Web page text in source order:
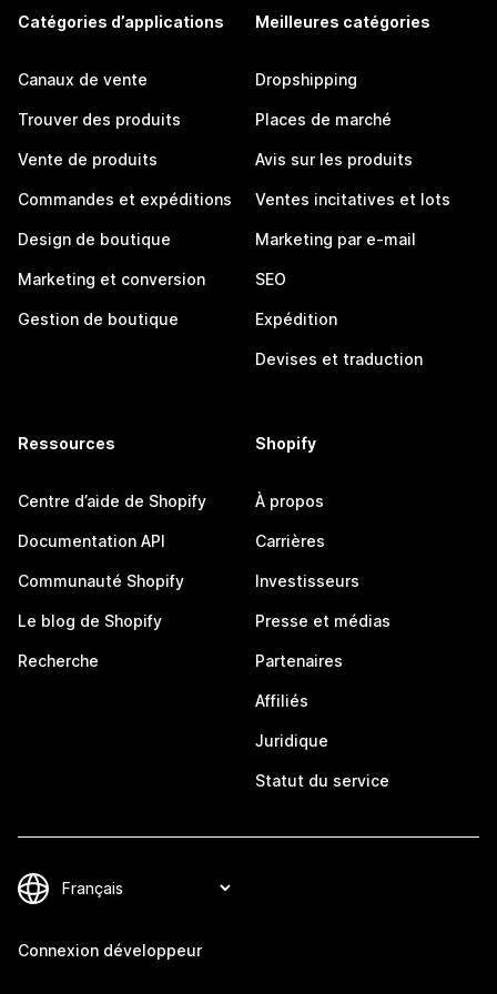
Catégories d’applications
Canaux de vente
Trouver des produits
Vente de produits
Commandes et expéditions
Design de boutique
Marketing et conversion
Gestion de boutique
Meilleures catégories
Dropshipping
Places de marché
Avis sur les produits
Ventes incitatives et lots
Marketing par e-mail
SEO
Expédition
Devises et traduction
Ressources
Centre d’aide de Shopify
Documentation API
Communauté Shopify
Le blog de Shopify
Recherche
Shopify
À propos
Carrières
Investisseurs
Presse et médias
Partenaires
Affiliés
Juridique
Statut du service
Connexion développeur